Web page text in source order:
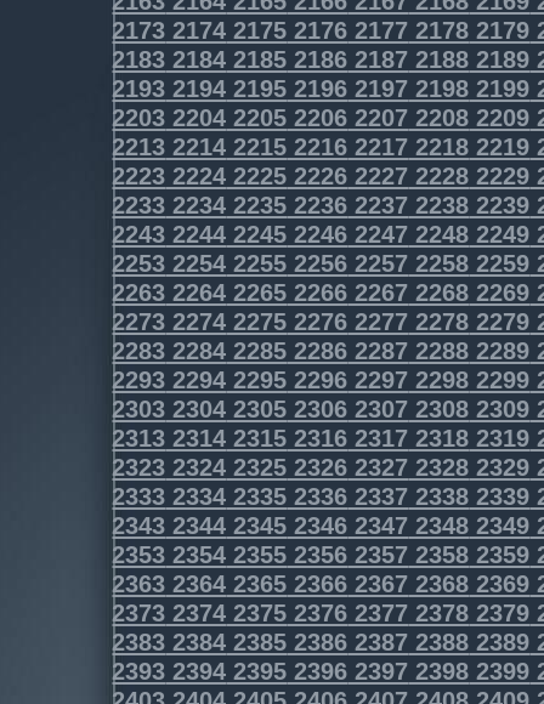
2173 2174 2175 2176 2177 2178 2179
2183 2184 2185 2186 2187 2188 2189
2193 2194 2195 2196 2197 2198 2199
2203 2204 2205 2206 2207 2208 2209
2213 2214 2215 2216 2217 2218 2219
2223 2224 2225 2226 2227 2228 2229
2233 2234 2235 2236 2237 2238 2239
2243 2244 2245 2246 2247 2248 2249
2253 2254 2255 2256 2257 2258 2259
2263 2264 2265 2266 2267 2268 2269
2273 2274 2275 2276 2277 2278 2279
2283 2284 2285 2286 2287 2288 2289
2293 2294 2295 2296 2297 2298 2299
2303 2304 2305 2306 2307 2308 2309
2313 2314 2315 2316 2317 2318 2319
2323 2324 2325 2326 2327 2328 2329
2333 2334 2335 2336 2337 2338 2339
2343 2344 2345 2346 2347 2348 2349
2353 2354 2355 2356 2357 2358 2359
2363 2364 2365 2366 2367 2368 2369
2373 2374 2375 2376 2377 2378 2379
2383 2384 2385 2386 2387 2388 2389
2393 2394 2395 2396 2397 2398 2399